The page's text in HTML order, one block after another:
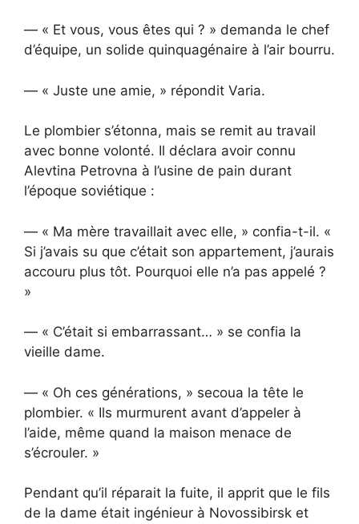
— « Et vous, vous êtes qui ? » demanda le chef
d’équipe, un solide quinquagénaire à l’air bourru.
— « Juste une amie, » répondit Varia.
Le plombier s’étonna, mais se remit au travail
avec bonne volonté. Il déclara avoir connu
Alevtina Petrovna à l’usine de pain durant
l’époque soviétique :
— « Ma mère travaillait avec elle, » confia-t-il. «
Si j’avais su que c’était son appartement, j’aurais
accouru plus tôt. Pourquoi elle n’a pas appelé ?
»
— « C’était si embarrassant… » se confia la
vieille dame.
— « Oh ces générations, » secoua la tête le
plombier. « Ils murmurent avant d’appeler à
l’aide, même quand la maison menace de
s’écrouler. »
Pendant qu’il réparait la fuite, il apprit que le fils
de la dame était ingénieur à Novossibirsk et